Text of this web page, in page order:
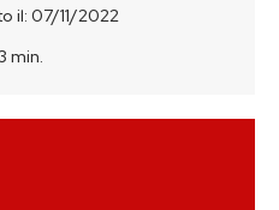
il: 07/11/2022
min.